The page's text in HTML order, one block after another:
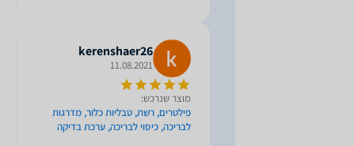
kerenshaer26
11.08.2021
מוצר שנרכש:
פילטרים, רשת, טבליות כלור, מדרגות
לבריכה, כיסוי לבריכה, ערכת בדיקה